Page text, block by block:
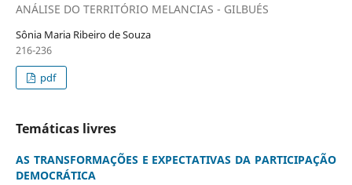
ANÁLISE DO TERRITÓRIO MELANCIAS - GILBUÉS
Sônia Maria Ribeiro de Souza
216-236
pdf
Temáticas livres
AS TRANSFORMAÇÕES E EXPECTATIVAS DA PARTICIPAÇÃO
DEMOCRÁTICA